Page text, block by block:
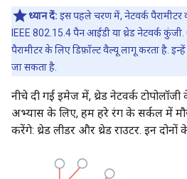
ध्यान दें: इस पहले चरण में, नेटवर्क
IEEE 802.15.4 पैन आईडी या थ्रेड नेटवर्क
पैरामीटर के लिए डिफ़ॉल्ट वैल्यू लागू करता है.
जा सकता है.
नीचे दी गई इमेज में, थ्रेड नेटवर्क
अभ्यास के लिए, हम हरे रंग के सर्कल में
करेंगे: थ्रेड लीडर और थ्रेड राउटर. इन